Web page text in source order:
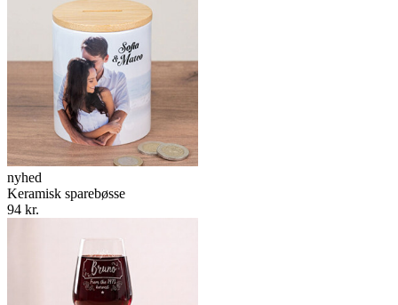
nyhed
Keramisk sparebøsse
94 kr.